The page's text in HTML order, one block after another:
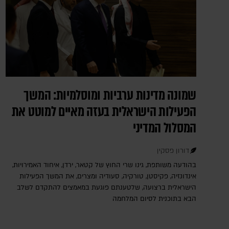
שמונה מדינות ערביות ומוסלמיות: המשך
הפעילות הישראלית בעזה מאיים למוטט את
המסלול המדיני
דורון פסקין
בהודעה משותפת, גינו שרי החוץ של קטאר, ירדן, איחוד האמירויות,
אינדונזיה, פקיסטן, טורקיה, סעודיה ומצרים, את המשך הפעילות
הישראלית ברצועה, שלטענתם פוגעת במאמצים להתקדם לשלב
הבא בתוכנית לסיום המלחמה